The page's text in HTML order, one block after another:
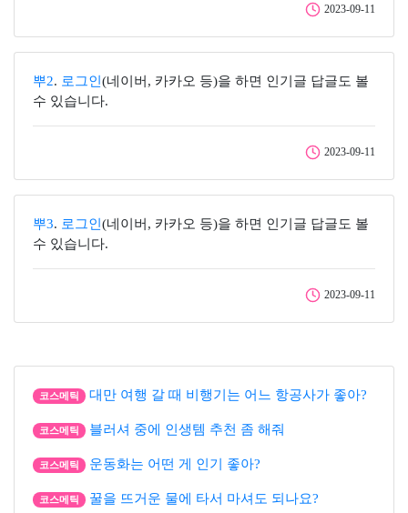
2023-09-11
뿌2. 로그인 (네이버, 카카오 등)을 하면 인기글 답글도 볼
수 있습니다.
2023-09-11
뿌3. 로그인 (네이버, 카카오 등)을 하면 인기글 답글도 볼
수 있습니다.
2023-09-11
코스메틱 대만 여행 갈 때 비행기는 어느 항공사가 좋아?
코스메틱 블러셔 중에 인생템 추천 좀 해줘
코스메틱 운동화는 어떤 게 인기 좋아?
코스메틱 꿀을 뜨거운 물에 타서 마셔도 되나요?